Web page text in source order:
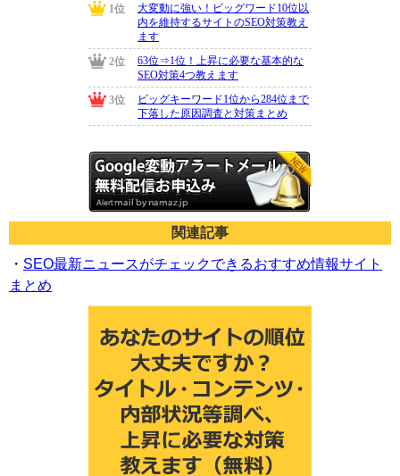
関連記事
・ SEO最新ニュースがチェックできるおすすめ情報サイト
まとめ